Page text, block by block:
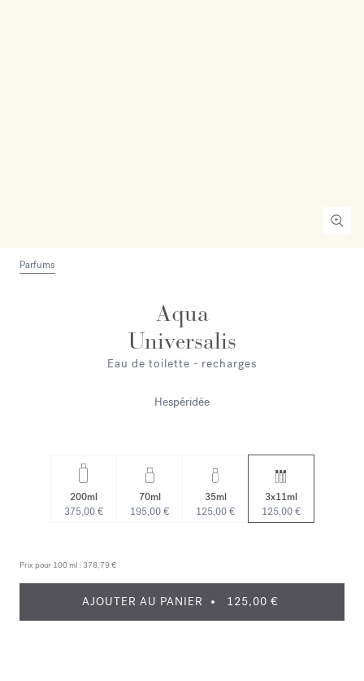
Parfums
Aqua
Universalis
Eau de toilette - recharges
Hespéridée
200ml
375,00 €
70ml
195,00 €
35ml
125,00 €
3x11ml
125,00 €
Prix pour 100 ml : 378,79 €
AJOUTER AU PANIER 125,00 €